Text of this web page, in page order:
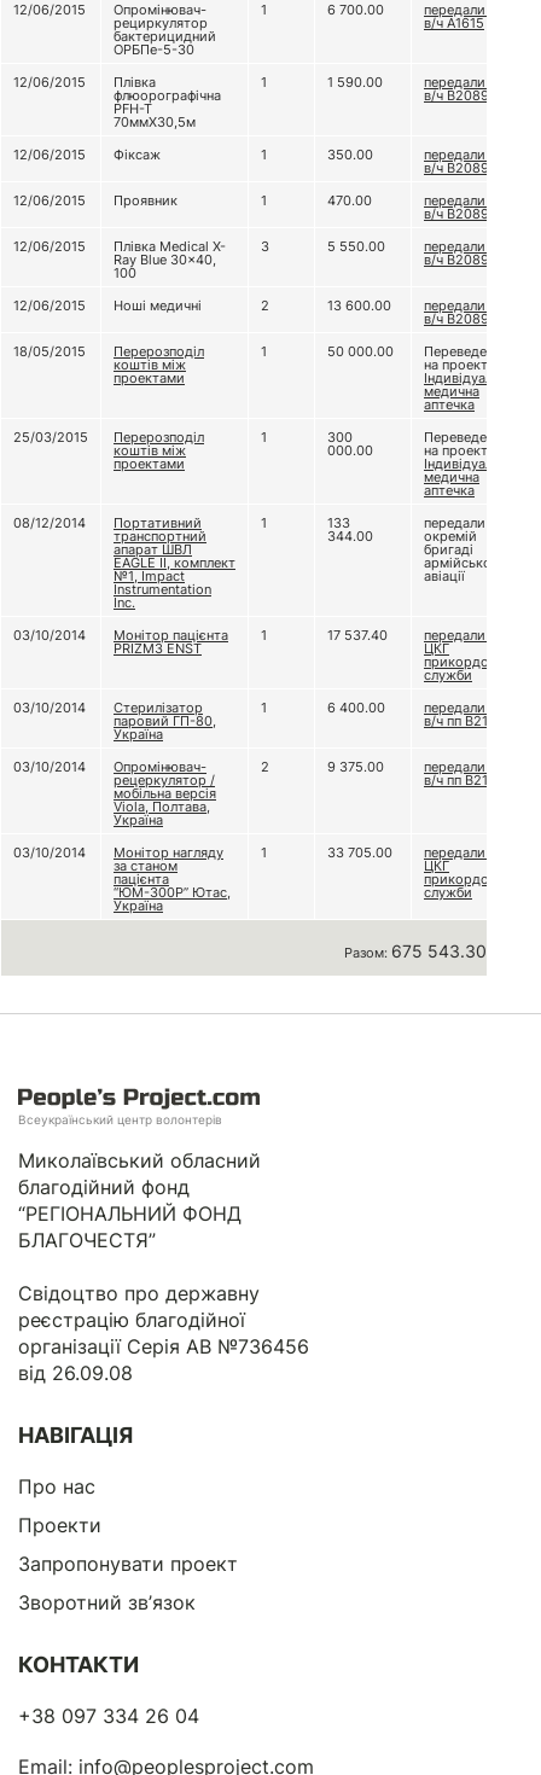
12/06/2015 Опромінювач-
рециркулятор
бактерицидний
ОРБПе-5-30
1 6 700.00 передали до
в/ч А1615
12/06/2015 Плівка
флюорографічна
PFH-T
70ммХ30,5м
1 1 590.00 передали до
в/ч В2089
12/06/2015 Фіксаж 1 350.00 передали до
в/ч В2089
12/06/2015
Проявник 1 470.00 передали до
в/ч В2089
12/06/2015
Плівка Medical X-
Ray Blue 30x40,
100
3 5 550.00 передали до
в/ч В2089
12/06/2015 Ноші медичні 2 13 600.00 передали до
в/ч В2089
18/05/2015
Перерозподіл
коштів між
проектами
1 50 000.00 Переведено
на проект
Індивідуальна
медична
аптечка
25/03/2015
Перерозподіл
коштів між
проектами
1 300
000.00
Переведено
на проект
Індивідуальна
медична
аптечка
08/12/2014
Портативний
транспортний
апарат ШВЛ
EAGLE II, комплект
№1, Impact
Instrumentation
Inc.
1 133
344.00
передали 11-ій
окремій
бригаді
армійської
авіації
03/10/2014 Монітор пацієнта
PRIZM3 ENST
1 17 537.40 передали до
ЦКГ
прикордонної
служби
03/10/2014
Стерилізатор
паровий ГП-80,
Україна
1 6 400.00 передали до
в/ч пп В2148
03/10/2014 Опромінювач-
рецеркулятор /
мобільна версія
Viola, Полтава,
Україна
2 9 375.00 передали до
в/ч пп В2148
03/10/2014 Монітор нагляду
за станом
пацієнта
“ЮМ-300Р” Ютас,
Україна
1 33 705.00 передали до
ЦКГ
прикордонної
служби
Разом: 675 543.30 грн
Всеукраїнський центр волонтерів
Миколаївський обласний
благодійний фонд
“РЕГІОНАЛЬНИЙ ФОНД
БЛАГОЧЕСТЯ”
Свідоцтво про державну
реєстрацію благодійної
організації Серія АВ №736456
від 26.09.08
НАВІГАЦІЯ
Про нас
Проекти
Запропонувати проект
Зворотний зв’язок
КОНТАКТИ
+38 097 334 26 04
Email: info@peoplesproject.com